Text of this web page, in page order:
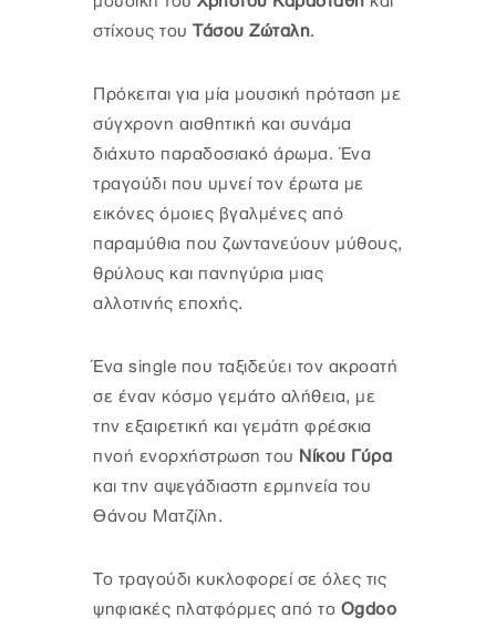
στίχους του Τάσου Ζώταλη.
Πρόκειται για μία μουσική πρόταση με
σύγχρονη αισθητική και συνάμα
διάχυτο παραδοσιακό άρωμα. Ένα
τραγούδι που υμνεί τον έρωτα με
εικόνες όμοιες βγαλμένες από
παραμύθια που ζωντανεύουν μύθους,
θρύλους και πανηγύρια μιας
αλλοτινής εποχής.
Ένα single που ταξιδεύει τον ακροατή
σε έναν κόσμο γεμάτο αλήθεια, με
την εξαιρετική και γεμάτη φρέσκια
πνοή ενορχήστρωση του Νίκου Γύρα
και την αψεγάδιαστη ερμηνεία του
Θάνου Ματζίλη.
Το τραγούδι κυκλοφορεί σε όλες τις
ψηφιακές πλατφόρμες από το Ogdoo